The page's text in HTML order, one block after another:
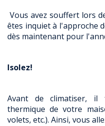
Vous avez souffert lors
êtes inquiet à l'approche
dès maintenant pour
Isolez!
Avant de climatiser, il
thermique de votre
volets, etc.). Ainsi, vous